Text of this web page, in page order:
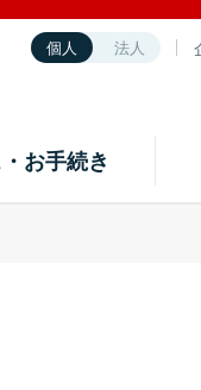
個人 法人
お手続き